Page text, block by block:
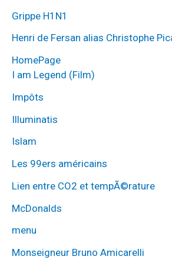
Grippe H1N1
Henri de Fersan alias Christophe
HomePage
I am Legend (Film)
Impôts
Illuminatis
Islam
Les 99ers américains
Lien entre CO2 et tempÃ©rature
McDonalds
menu
Monseigneur Bruno Amicarelli